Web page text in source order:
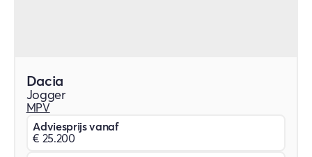
Dacia
Jogger
MPV
Adviesprijs vanaf
€ 25.200